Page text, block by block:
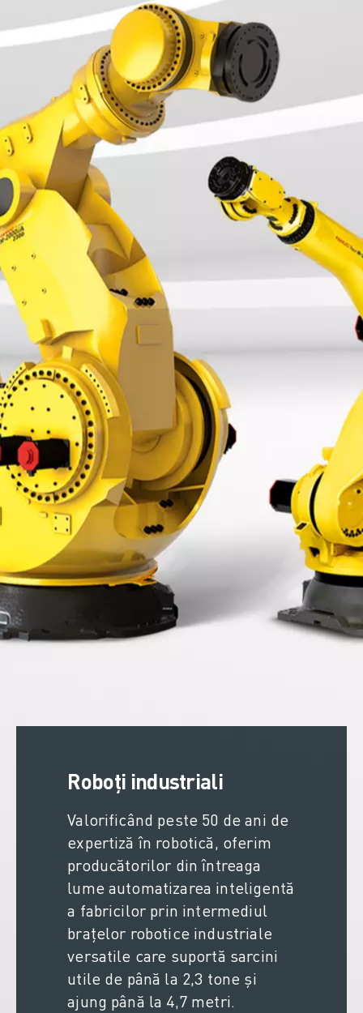
Roboți industriali
Valorificând peste 50 de ani de
expertiză în robotică, oferim
producătorilor din întreaga
lume automatizarea inteligentă
a fabricilor prin intermediul
brațelor robotice industriale
versatile care suportă sarcini
utile de până la 2,3 tone și
ajung până la 4,7 metri.